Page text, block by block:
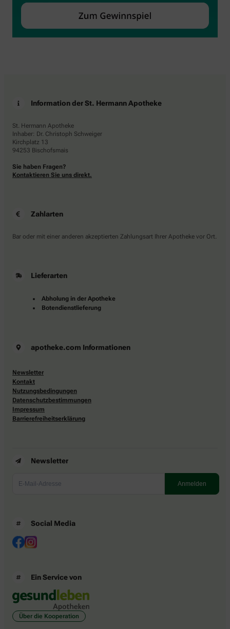
Information der St. Hermann Apotheke
St. Hermann Apotheke
Inhaber: Dr. Christoph Schweiger
Kirchplatz 13
94253 Bischofsmais
Sie haben Fragen?
Kontaktieren Sie uns direkt.
Zahlarten
Bar oder mit einer anderen akzeptierten Zahlungsart Ihrer Apotheke vor Ort.
Lieferarten
Abholung in der Apotheke
Botendienstlieferung
apotheke.com Informationen
Newsletter
Kontakt
Nutzungsbedingungen
Datenschutzbestimmungen
Impressum
Barrierefreiheitserklärung
Newsletter
Social Media
Ein Service von
Über die Kooperation